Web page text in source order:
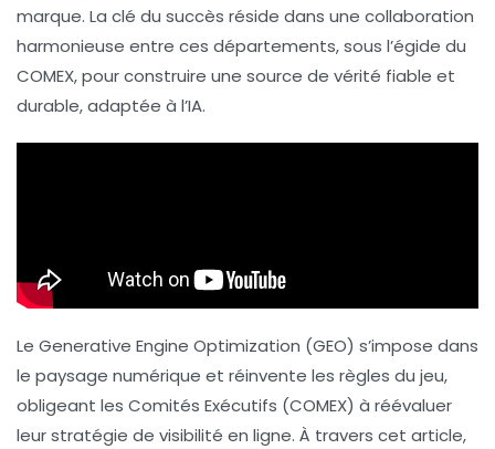
marque. La clé du succès réside dans une collaboration
harmonieuse entre ces départements, sous l’égide du
COMEX, pour construire une source de vérité fiable et
durable, adaptée à l’IA.
Le Generative Engine Optimization (GEO) s’impose dans
le paysage numérique et réinvente les règles du jeu,
obligeant les Comités Exécutifs (COMEX) à réévaluer
leur stratégie de visibilité en ligne. À travers cet article,